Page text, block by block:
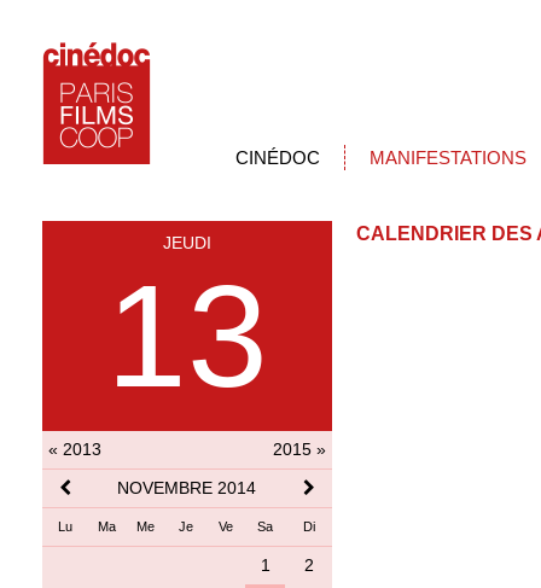
CINÉDOC MANIFESTATIONS
JEUDI
13
« 2013
2015 »
NOVEMBRE 2014
Lu Ma Me Je Ve Sa Di
1
2
CALENDRIER DES